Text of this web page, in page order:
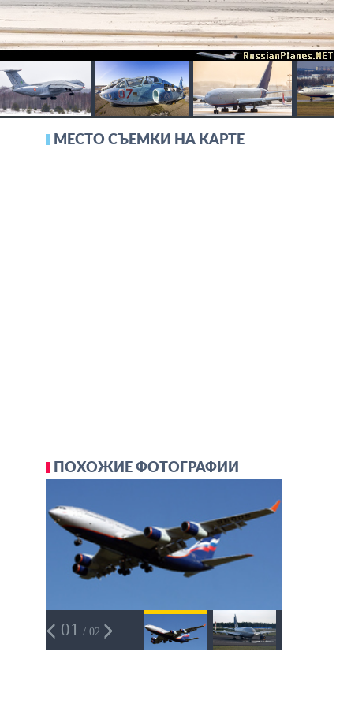
МЕСТО СЪЕМКИ НА КАРТЕ
ПОХОЖИЕ ФОТОГРАФИИ
01 / 02